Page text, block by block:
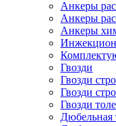
Анкеры
Анкеры
Анкеры
Гвозди
Гвозди
Гвозди
Гвозди
Дюбельная